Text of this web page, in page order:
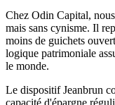
Chez Odin Capital,
mais sans cynisme. Il
moins de guichets
logique patrimoniale
le monde.
Le dispositif Jeanbrun
capacité d'épargne